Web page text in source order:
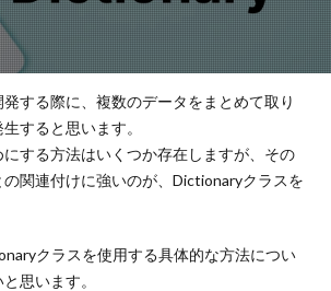
する際に、複数のデータをまとめて取り
すると思います。
する方法はいくつか存在しますが、その
関連付けに強いのが、Dictionaryクラスを
クラスを使用する具体的な方法につい
思います。